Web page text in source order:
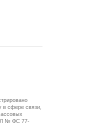
в сфере связи,
№ ФС 77-